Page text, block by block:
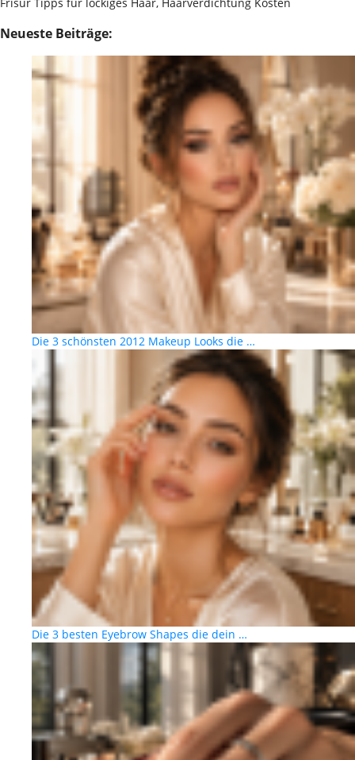
Neueste Beiträge:
Die 3 schönsten 2012 Makeup Looks die …
Die 3 besten Eyebrow Shapes die dein …